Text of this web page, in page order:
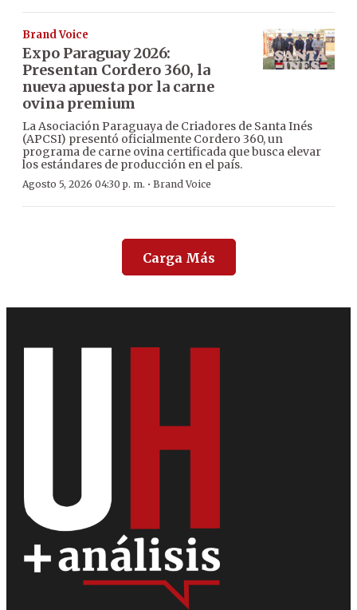
Brand Voice
Expo Paraguay 2026:
Presentan Cordero 360, la
nueva apuesta por la carne
ovina premium
La Asociación Paraguaya de Criadores de Santa Inés
(APCSI) presentó oficialmente Cordero 360, un
programa de carne ovina certificada que busca elevar
los estándares de producción en el país.
Agosto 5, 2026 04:30 p. m. · Brand Voice
Carga Más